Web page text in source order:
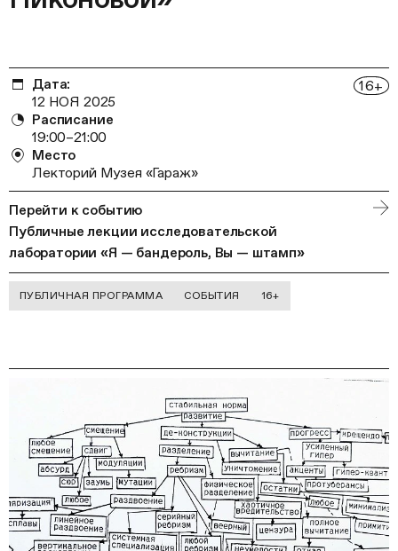
16+
Дата:
12 НОЯ 2025
Расписание
19:00–21:00
Место
Лекторий Музея «Гараж»
Перейти к событию
Публичные лекции исследовательской
лаборатории «Я — бандероль, Вы — штамп»
ПУБЛИЧНАЯ ПРОГРАММА СОБЫТИЯ 16+